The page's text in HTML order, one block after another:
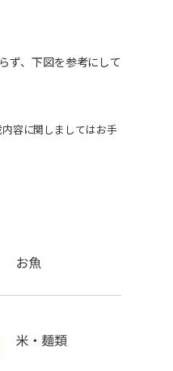
ず、下図を参考にして
容に関しましてはお手